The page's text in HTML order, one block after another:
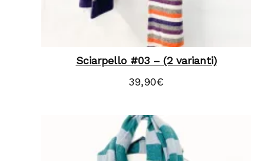
Sciarpello #03 – (2 varianti)
39,90€